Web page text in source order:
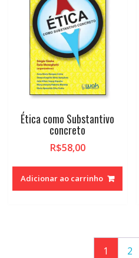
Ética como Substantivo
concreto
R$58,00
Adicionar ao carrinho
1 2